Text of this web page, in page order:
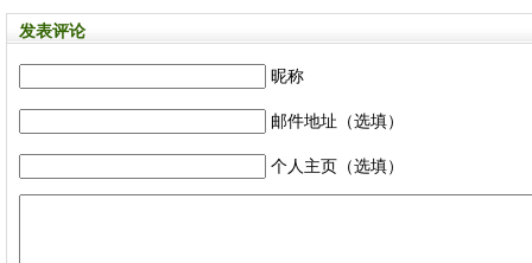
发表评论
昵称
邮件地址（选填）
个人主页（选填）